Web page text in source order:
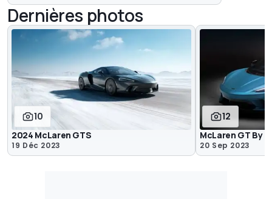
Dernières photos
10
2024 McLaren GTS
19 Déc 2023
12
McLaren GT By
20 Sep 2023